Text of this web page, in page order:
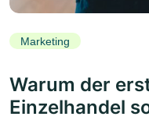
Marketing
Warum der
Einzelhandel